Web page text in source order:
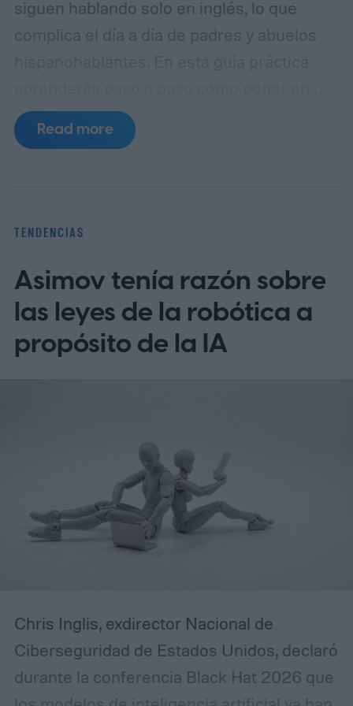
siguen hablando solo en inglés, lo que
complica el día a día de padres y abuelos
español MyChart (el portal de pacientes
basado en Epic), así como apps populares
Read more
TENDENCIAS
Asimov tenía razón sobre
las leyes de la robótica a
propósito de la IA
Chris Inglis, exdirector Nacional de
Ciberseguridad de Estados Unidos, declaró
durante la conferencia Black Hat 2026 que